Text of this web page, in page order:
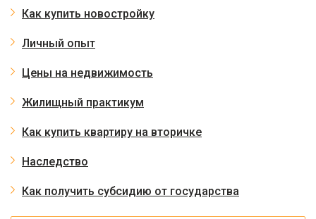
Как купить новостройку
Личный опыт
Цены на недвижимость
Жилищный практикум
Как купить квартиру на вторичке
Наследство
Как получить субсидию от государства